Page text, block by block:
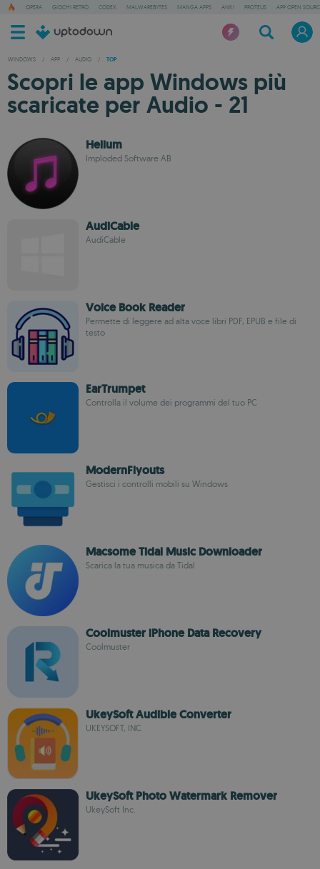
OPERA GIOCHI RETRÒ CODEX MALWAREBYTES MANGA APPS ANKI PROTEUS APP OPEN
WINDOWS / APP / AUDIO / TOP
Scopri le app Windows più
scaricate per Audio - 21
Helium
Imploded Software AB
AudiCable
AudiCable
Voice Book Reader
Permette di leggere ad alta voce libri PDF, EPUB e file di
testo
EarTrumpet
Controlla il volume dei programmi del tuo PC
ModernFlyouts
Gestisci i controlli mobili su Windows
Macsome Tidal Music Downloader
Scarica la tua musica da Tidal
Coolmuster iPhone Data Recovery
Coolmuster
UkeySoft Audible Converter
UKEYSOFT, INC
UkeySoft Photo Watermark Remover
UkeySoft Inc.